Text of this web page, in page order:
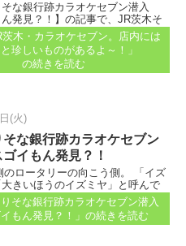
そな銀行跡カラオケセブン潜入
発見？！】の記事で、JR茨木そ
ップタウン1階にできるカラオケセ
、少し紹介しました...
茨木・カラオケセブン。店内には
珍しいものがあるよ～！」
の続きを読む
(火)
な銀行跡カラオケセブン
イもん発見？！
のロータリーの向こう側。 「イズ
大きいほうのイズミヤ」と呼んで
んじゃないでしょうか。 バスの降
そばにある、茨木ショップタウ
下に飲食店が新しくできたと記事
りそな銀行跡カラオケセブン潜入
もん発見？！」の続きを読む